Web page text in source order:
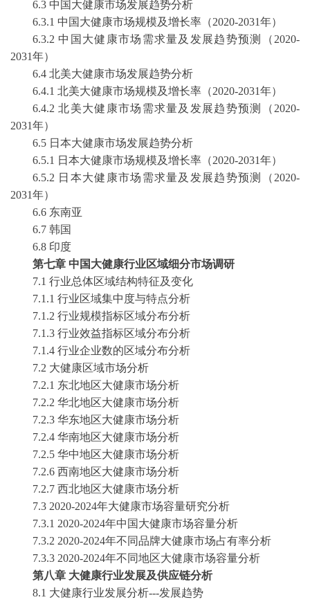
6.3 中国大健康市场发展趋势分析
6.3.1 中国大健康市场规模及增长率（2020-2031年）
6.3.2 中国大健康市场需求量及发展趋势预测（2020-
2031年）
6.4 北美大健康市场发展趋势分析
6.4.1 北美大健康市场规模及增长率（2020-2031年）
6.4.2 北美大健康市场需求量及发展趋势预测（2020-
2031年）
6.5 日本大健康市场发展趋势分析
6.5.1 日本大健康市场规模及增长率（2020-2031年）
6.5.2 日本大健康市场需求量及发展趋势预测（2020-
2031年）
6.6 东南亚
6.7 韩国
6.8 印度
第七章 中国大健康行业区域细分市场调研
7.1 行业总体区域结构特征及变化
7.1.1 行业区域集中度与特点分析
7.1.2 行业规模指标区域分布分析
7.1.3 行业效益指标区域分布分析
7.1.4 行业企业数的区域分布分析
7.2 大健康区域市场分析
7.2.1 东北地区大健康市场分析
7.2.2 华北地区大健康市场分析
7.2.3 华东地区大健康市场分析
7.2.4 华南地区大健康市场分析
7.2.5 华中地区大健康市场分析
7.2.6 西南地区大健康市场分析
7.2.7 西北地区大健康市场分析
7.3 2020-2024年大健康市场容量研究分析
7.3.1 2020-2024年中国大健康市场容量分析
7.3.2 2020-2024年不同品牌大健康市场占有率分析
7.3.3 2020-2024年不同地区大健康市场容量分析
第八章 大健康行业发展及供应链分析
8.1 大健康行业发展分析---发展趋势